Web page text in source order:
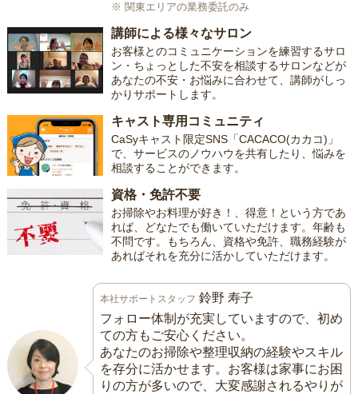
※ 関東エリアの業務委託のみ
講師による様々なサロン
お客様とのコミュニケーションを練習するサロ
ン・ちょっとした不安を相談するサロンなどが
あなたの不安・お悩みに合わせて、講師がしっ
かりサポートします。
キャスト専用コミュニティ
CaSyキャスト限定SNS「CACACO(カカコ)」
で、サービスのノウハウを共有したり、悩みを
相談することができます。
資格・免許不要
お掃除やお料理が好き！、得意！という方であ
れば、どなたでも働いていただけます。年齢も
不問です。もちろん、資格や免許、職務経験が
あればそれを充分に活かしていただけます。
本社サポートスタッフ 鈴野 寿子
フォロー体制が充実していますので、初め
ての方もご安心ください。
あなたのお掃除や整理収納の経験やスキル
を存分に活かせます。お客様は家事にお困
りの方が多いので、大変感謝されるやりが